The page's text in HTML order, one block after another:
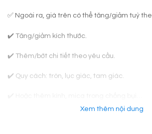
✅ Ngoài ra, giá trên có thể tăng/giảm tuỳ
✔️ Tăng/giảm kích thước.
✔️ Thêm/bớt chi tiết theo yêu cầu.
✔️ Quy cách: tròn, lục giác, tam giác.
Xem thêm nội dung